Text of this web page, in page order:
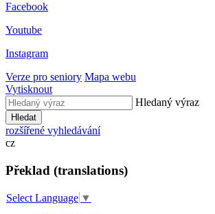
Facebook
Youtube
Instagram
Verze pro seniory Mapa webu
Vytisknout
Hledaný výraz
Hledat
rozšířené vyhledávání
cz
Překlad (translations)
Select Language ▼